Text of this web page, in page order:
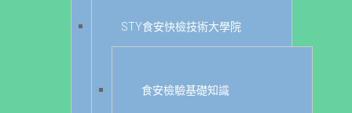
STY食安快檢技術大學院
食安檢驗基礎知識